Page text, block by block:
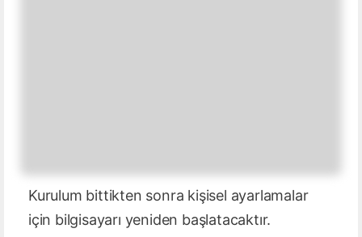
Kurulum bittikten sonra kişisel ayarlamalar
için bilgisayarı yeniden başlatacaktır.